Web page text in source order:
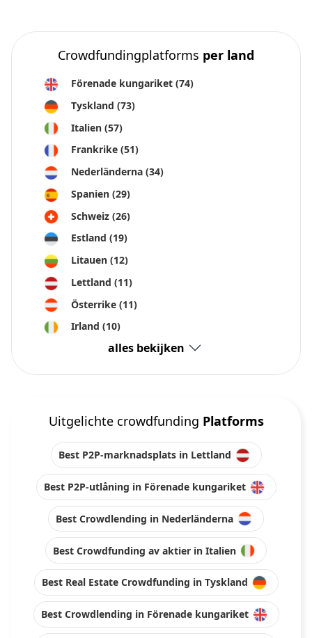
Crowdfundingplatforms per land
Förenade kungariket (74)
Tyskland (73)
Italien (57)
Frankrike (51)
Nederländerna (34)
Spanien (29)
Schweiz (26)
Estland (19)
Litauen (12)
Lettland (11)
Österrike (11)
Irland (10)
alles bekijken
Uitgelichte crowdfunding Platforms
Best P2P-marknadsplats in Lettland
Best P2P-utlåning in Förenade kungariket
Best Crowdlending in Nederländerna
Best Crowdfunding av aktier in Italien
Best Real Estate Crowdfunding in Tyskland
Best Crowdlending in Förenade kungariket